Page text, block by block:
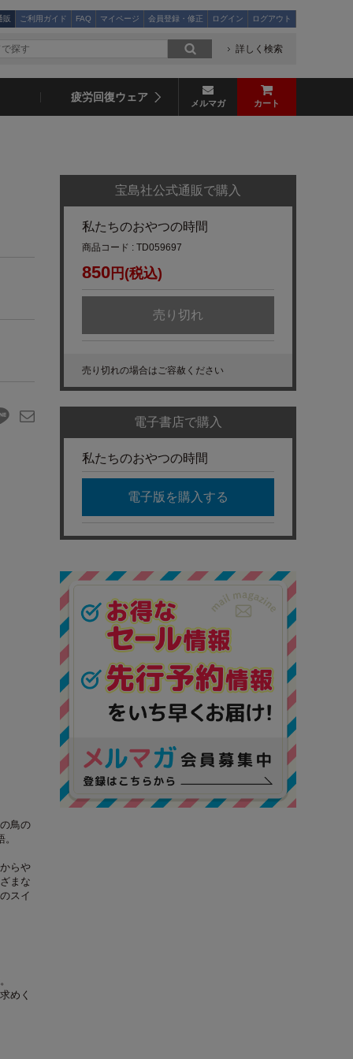
販 ご利用ガイド FAQ マイページ 会員登録・修正 ログイン ログアウト
詳しく検索
疲労回復ウェア メルマガ カート
鳥の
らや
まな
スイ
めく
宝島社公式通販で購入
私たちのおやつの時間
商品コード : TD059697
850 円(税込)
売り切れ
売り切れの場合はご容赦ください
電子書店で購入
私たちのおやつの時間
電子版を購入する